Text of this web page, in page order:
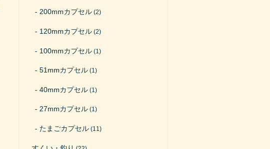
200mmカプセル (2)
120mmカプセル (2)
100mmカプセル (1)
51mmカプセル (1)
40mmカプセル (1)
27mmカプセル (1)
たまごカプセル (11)